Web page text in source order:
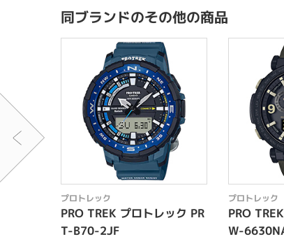
同ブランドのその他の商品
プロトレック
PRO TREK プロトレック PR
T-B70-2JF
プロトレック
PRO
W-